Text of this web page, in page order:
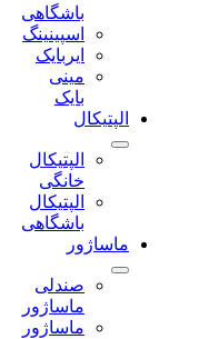
باشگاهی
اسپینینگ
ایربایک
مینی
الپتیکال
الپتیکال
خانگی
الپتیکال
باشگاهی
ماساژور
صندلی
ماساژور
ماساژور